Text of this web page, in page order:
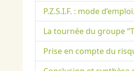
P.Z.S.I.F. : mode d’emploi.
La tournée du groupe
Prise en compte du